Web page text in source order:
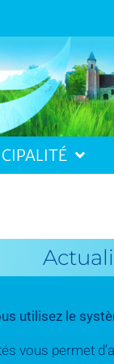
utilisez le
vous permet